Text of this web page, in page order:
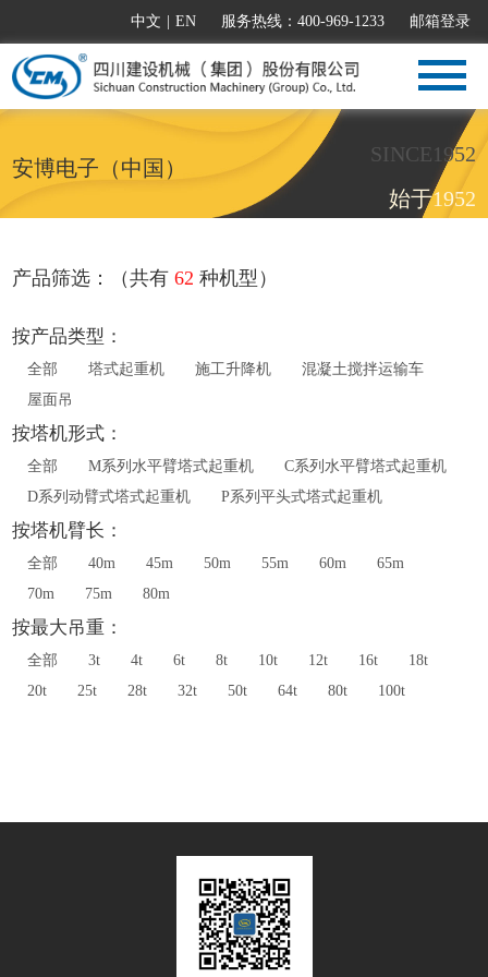
中文 EN 服务热线：400-969-1233 邮箱登录
安博电子（中国）
SINCE1952
始于1952
产品筛选：（共有62 种机型）
按产品类型：
全部 塔式起重机 施工升降机
混凝土搅拌运输车
屋面吊
按塔机形式：
全部 M系列水平臂塔式起重机
C系列水平臂塔式起重机
D系列动臂式塔式起重机
P系列平头式塔式起重机
按塔机臂长：
全部 40m 45m 50m 55m 60m
65m
70m
75m 80m
按最大吊重：
全部 3t 4t 6t 8t 10t 12t 16t
18t
20t
25t 28t 32t 50t 64t 80t 100t